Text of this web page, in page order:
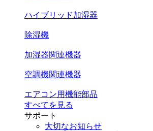
ハイブリッド加湿器
除湿機
加湿器関連機器
空調機関連機器
エアコン用機能部品
すべてを見る
サポート
大切なお知らせ